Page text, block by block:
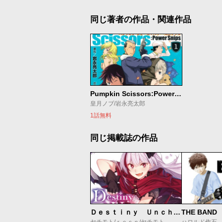
同じ著者の作品・関連作品
Pumpkin Scissors:Power Snips
皇月ノブ/岩永亮太郎
1話無料
同じ掲載誌の作品
Ｄｅｓｔｉｎｙ Ｕｎｃｈａｉｎ Ｏｎｌｉｎｅ 吸血鬼少女となって、やがて『赤の魔王』と呼ばれるようになりましたTHE BAND